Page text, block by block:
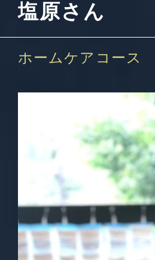
塩原さん
ホームケアコース